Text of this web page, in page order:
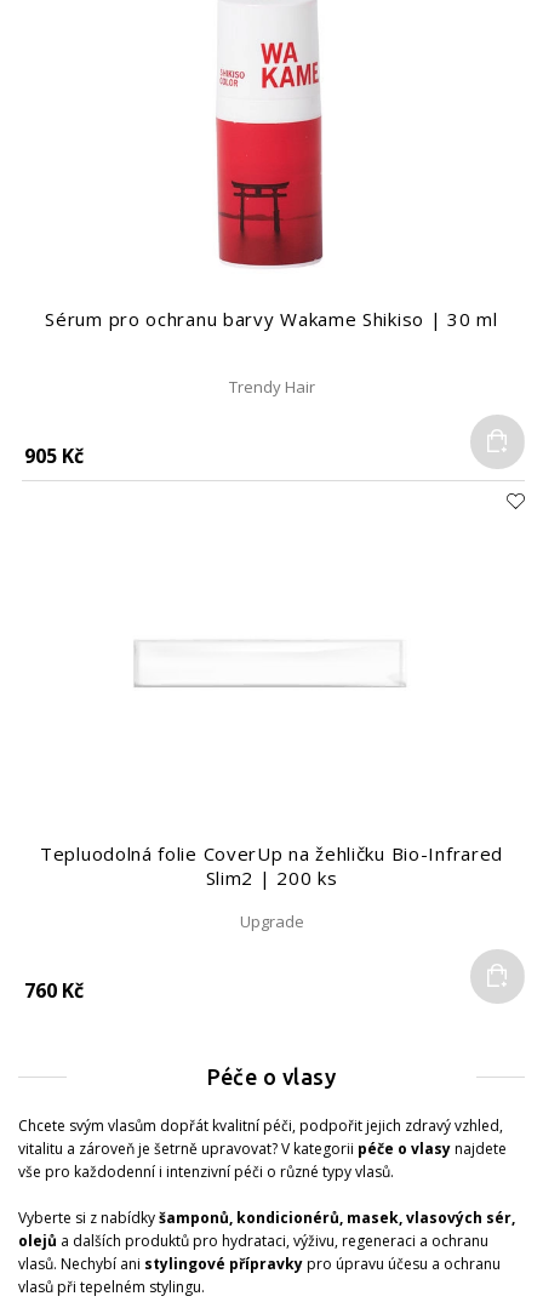
Sérum pro ochranu barvy Wakame Shikiso | 30 ml
Trendy Hair
905 Kč
Tepluodolná folie CoverUp na žehličku Bio-Infrared
Slim2 | 200 ks
Upgrade
760 Kč
Péče o vlasy
Chcete svým vlasům dopřát kvalitní péči, podpořit jejich zdravý vzhled,
vitalitu a zároveň je šetrně upravovat? V kategorii péče o vlasynajdete
vše pro každodenní i intenzivní péči o různé typy vlasů.
Vyberte si z nabídkyšamponů, kondicionérů, masek, vlasových sér,
olejů a dalších produktů pro hydrataci, výživu, regeneraci a ochranu
vlasů. Nechybí ani stylingové přípravkypro úpravu účesu a ochranu
vlasů při tepelném stylingu.